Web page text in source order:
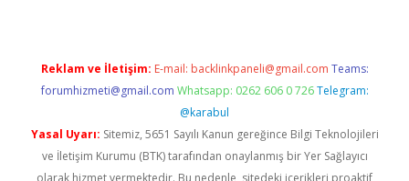
Reklam ve İletişim: E-mail: backlinkpaneli@gmail.com Teams:
forumhizmeti@gmail.com Whatsapp: 0262 606 0 726 Telegram:
@karabul
Yasal Uyarı: Sitemiz, 5651 Sayılı Kanun gereğince Bilgi Teknolojileri
ve İletişim Kurumu (BTK) tarafından onaylanmış bir Yer Sağlayıcı
olarak hizmet vermektedir. Bu nedenle, sitedeki içerikleri proaktif